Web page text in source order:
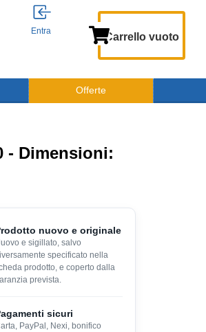
Entra Carrello vuoto
Offerte
- Dimensioni:
nuovo e originale
e sigillato, salvo
specificato nella
prodotto, e coperto dalla
prevista.
sicuri
PayPal, Nexi, bonifico